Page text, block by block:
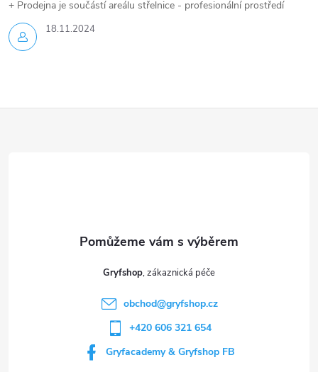
18.11.2024
+ Prodejna je součástí areálu střelnice - profesionální prostředí
Gryfshop
obchod@gryfshop.cz
+420 606 321 654
Gryfacademy & Gryfshop FB